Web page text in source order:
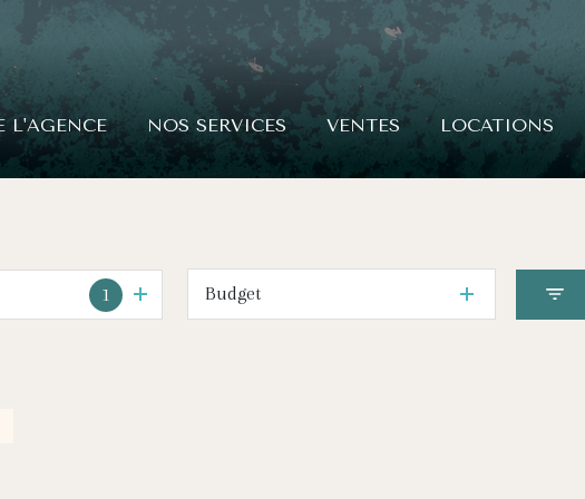
L'AGENCE NOS SERVICES VENTES LOCATIONS
1 Budget